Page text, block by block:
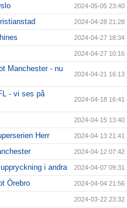
2024-05-05 23:40
2024-04-28 21:28
2024-04-27 18:34
2024-04-27 10:16
Manchester - nu
2024-04-21 16:13
- vi ses på
2024-04-18 16:41
2024-04-15 13:40
Herr 2024-04-13 21:41
2024-04-12 07:42
i andra 2024-04-07 09:31
Örebro 2024-04-04 21:56
2024-03-22 23:32